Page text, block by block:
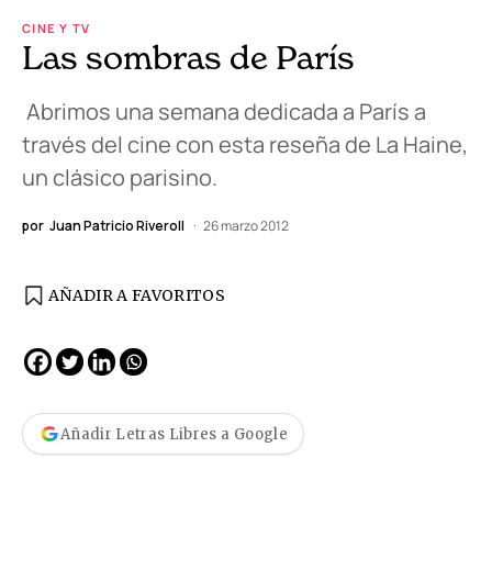
CINE Y TV
Las sombras de París
Abrimos una semana dedicada a París a
través del cine con esta reseña de La Haine,
un clásico parisino.
por Juan Patricio Riveroll 26 marzo 2012
AÑADIR A FAVORITOS
Añadir Letras Libres a Google